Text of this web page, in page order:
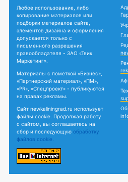
Любое использование, либо
копирование материалов или
подборки материалов сайта,
элементов дизайна и оформления
допускается только с
письменного разрешения
правообладателя - ЗАО «Твик
Маркетинг».
Материалы с пометкой «Бизнес»,
«Партнерский материал», «ПМ»,
«PR», «Спецпроект» - публикуются
на правах рекламы.
Сайт newkaliningrad.ru использует
файлы cookie. Продолжая работу
с сайтом, вы соглашаетесь на
сбор и последующую обработку
файлов cookie.